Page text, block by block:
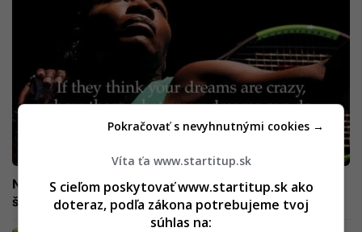
Nike v novej reklame oslavuje silu a vytrvalosť žien v
športe. Na čele so Serenou Williams
Víta ťa www.startitup.sk
S cieľom poskytovať www.startitup.sk ako
doteraz, podľa zákona potrebujeme tvoj
súhlas na:
Pokračovať s nevyhnutnými cookies →